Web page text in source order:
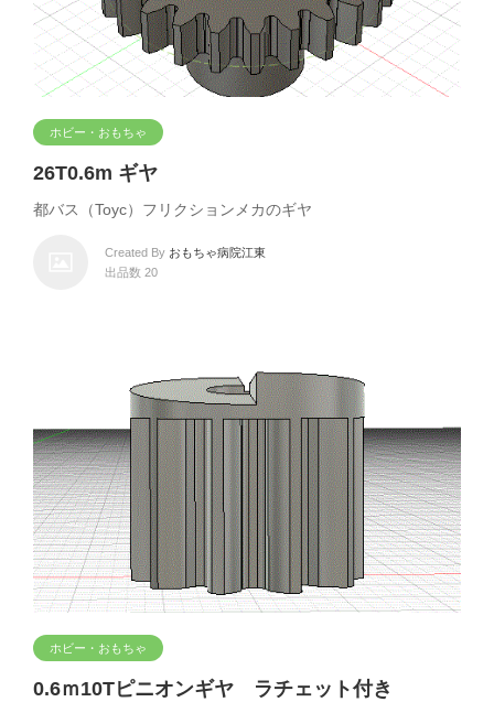
ホビー・おもちゃ
26T0.6m ギヤ
都バス（Toyc）フリクションメカのギヤ
Created By おもちゃ病院江東
出品数 20
ホビー・おもちゃ
0.6ｍ10Tピニオンギヤ ラチェット付き